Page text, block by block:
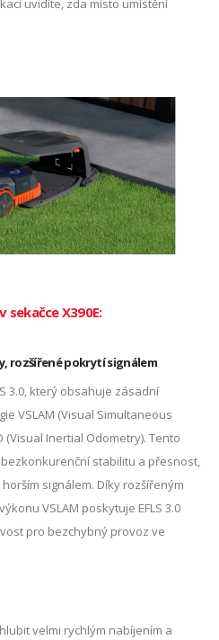
uvidíte, zda místo umístění
X390E:
rozšířené pokrytí signálem
3.0, který obsahuje zásadní
VSLAM (Visual Simultaneous
(Visual Inertial Odometry). Tento
stabilitu a přesnost,
signálem. Díky rozšířeným
VSLAM poskytuje EFLS 3.0
pro bezchybný provoz ve
velmi rychlým nabíjením a